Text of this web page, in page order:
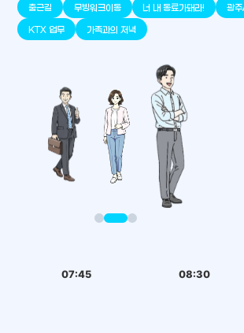
천안
세종
판교 오송
대덕 원주
출근길 무빙워크이동 너 내 동료가돼라! 광
KTX 업무 가족과의 저녁
07:45 08:30